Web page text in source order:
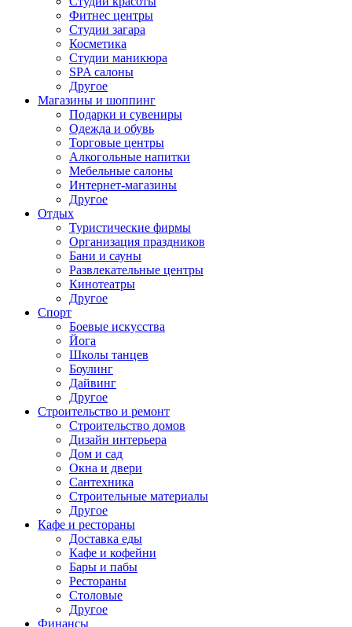
Фитнес центры
Студии загара
Косметика
Студии маникюра
SPA салоны
Другое
Магазины и шоппинг
Подарки и сувениры
Одежда и обувь
Торговые центры
Алкогольные напитки
Мебельные салоны
Интернет-магазины
Другое
Отдых
Туристические фирмы
Организация праздников
Бани и сауны
Развлекательные центры
Кинотеатры
Другое
Спорт
Боевые искусства
Йога
Школы танцев
Боулинг
Дайвинг
Другое
Строительство и ремонт
Строительство домов
Дизайн интерьера
Дом и сад
Окна и двери
Сантехника
Строительные материалы
Другое
Кафе и рестораны
Доставка еды
Кафе и кофейни
Бары и пабы
Рестораны
Столовые
Другое
Финансы